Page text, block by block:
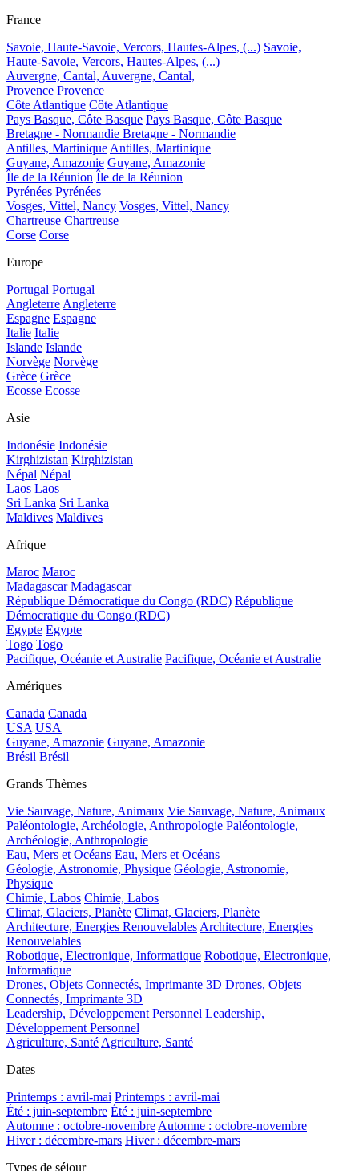
France
Savoie, Haute-Savoie, Vercors, Hautes-Alpes, (...) Savoie,
Haute-Savoie, Vercors, Hautes-Alpes, (...)
Auvergne, Cantal, Auvergne, Cantal,
Provence Provence
Côte Atlantique Côte Atlantique
Pays Basque, Côte Basque Pays Basque, Côte Basque
Bretagne - Normandie Bretagne - Normandie
Antilles, Martinique Antilles, Martinique
Guyane, Amazonie Guyane, Amazonie
Île de la Réunion Île de la Réunion
Pyrénées Pyrénées
Vosges, Vittel, Nancy Vosges, Vittel, Nancy
Chartreuse Chartreuse
Corse Corse
Europe
Portugal Portugal
Angleterre Angleterre
Espagne Espagne
Italie Italie
Islande Islande
Norvège Norvège
Grèce Grèce
Ecosse Ecosse
Asie
Indonésie Indonésie
Kirghizistan Kirghizistan
Népal Népal
Laos Laos
Sri Lanka Sri Lanka
Maldives Maldives
Afrique
Maroc Maroc
Madagascar Madagascar
République Démocratique du Congo (RDC) République
Démocratique du Congo (RDC)
Egypte Egypte
Togo Togo
Pacifique, Océanie et Australie Pacifique, Océanie et Australie
Amériques
Canada Canada
USA USA
Guyane, Amazonie Guyane, Amazonie
Brésil Brésil
Grands Thèmes
Vie Sauvage, Nature, Animaux Vie Sauvage, Nature, Animaux
Paléontologie, Archéologie, Anthropologie Paléontologie,
Archéologie, Anthropologie
Eau, Mers et Océans Eau, Mers et Océans
Géologie, Astronomie, Physique Géologie, Astronomie,
Physique
Chimie, Labos Chimie, Labos
Climat, Glaciers, Planète Climat, Glaciers, Planète
Architecture, Energies Renouvelables Architecture, Energies
Renouvelables
Robotique, Electronique, Informatique Robotique, Electronique,
Informatique
Drones, Objets Connectés, Imprimante 3D Drones, Objets
Connectés, Imprimante 3D
Leadership, Développement Personnel Leadership,
Développement Personnel
Agriculture, Santé Agriculture, Santé
Dates
Printemps : avril-mai Printemps : avril-mai
Été : juin-septembre Été : juin-septembre
Automne : octobre-novembre Automne : octobre-novembre
Hiver : décembre-mars Hiver : décembre-mars
Types de séjour